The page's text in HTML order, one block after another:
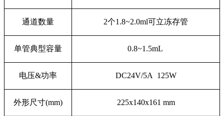
通道数量 2个1.8~2.0ml可立冻存管
单管典型容量 0.8~1.5mL
电压&功率 DC24V/5A 125W
外形尺寸(mm) 225x140x161 mm